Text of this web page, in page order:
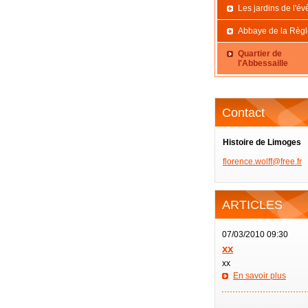
Les jardins de
Abbaye de la
Quartier de
l'Abbessaille
Contact
Histoire de Limoges
florence.wolff@free.fr
ARTICLES
07/03/2010 09:30
xx
xx
En savoir plus